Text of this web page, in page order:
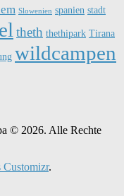
Slowenien spanien stadt
theth thethipark Tirana
wildcampen
© 2026. Alle Rechte
Customizr.